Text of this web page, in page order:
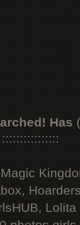
Has
Lolita